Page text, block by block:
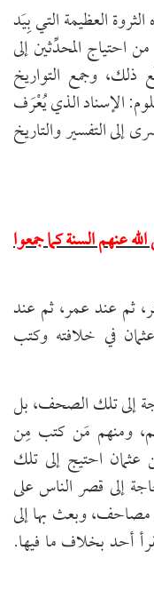
العظيمة التي بِيَد
احتياج المحدِّثين إلى
ذلك، وجمع التواريخ
الإسناد الذي يُعْرَف
إلى التفسير والتاريخ
عنهم السنة كما جمعوا
ثم عند عمر، ثم عند
في خلافته وكتب
إلى تلك الصحف، بل
ومنهم مَن كتب مِن
احتيج إلى تلك
إلى قصر الناس على
مصاحف، وبعث بها إلى
أحد بخلاف ما فيها.